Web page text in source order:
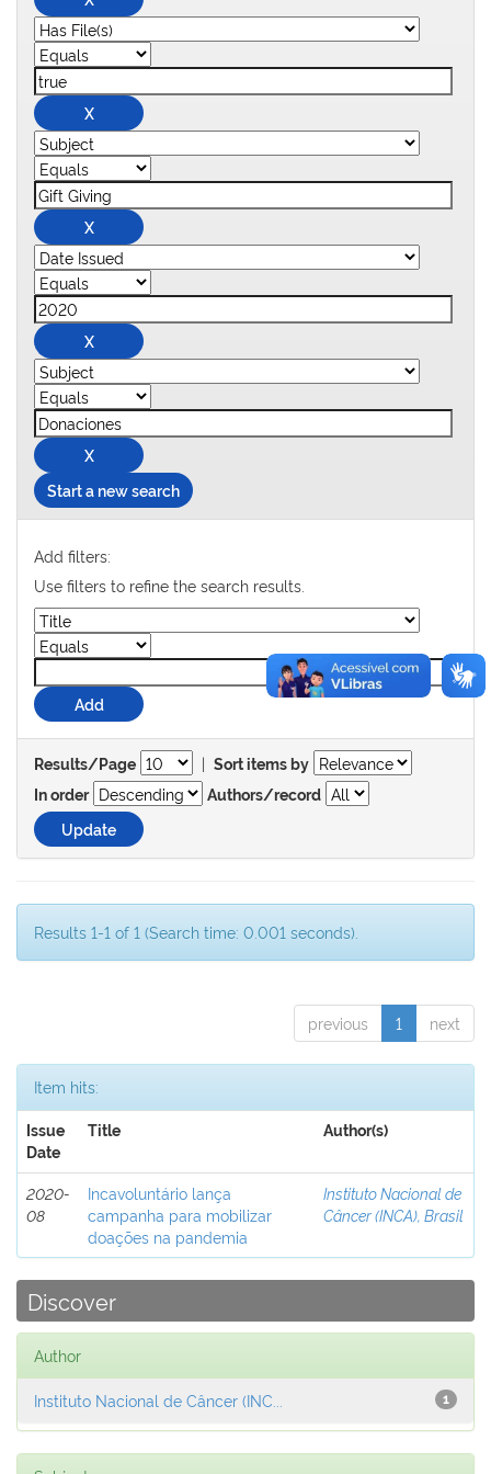
Start a new search
Add filters:
Use filters to refine the search results.
Results/Page | Sort items by
In order
Authors/record
Results 1-1 of 1 (Search time: 0.001 seconds).
previous 1 next
Item hits:
Issue
Date
Title Author(s)
2020-
08
Incavoluntário lança
campanha para mobilizar
doações na pandemia
Instituto Nacional de
Câncer (INCA), Brasil
Discover
Author
1
Instituto Nacional de Câncer (INC...